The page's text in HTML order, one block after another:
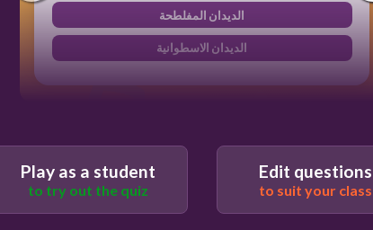
الديدان المفلطحة
الديدان الاسطوانية
Play as a student
to try out the quiz
Edit questions
to suit your class